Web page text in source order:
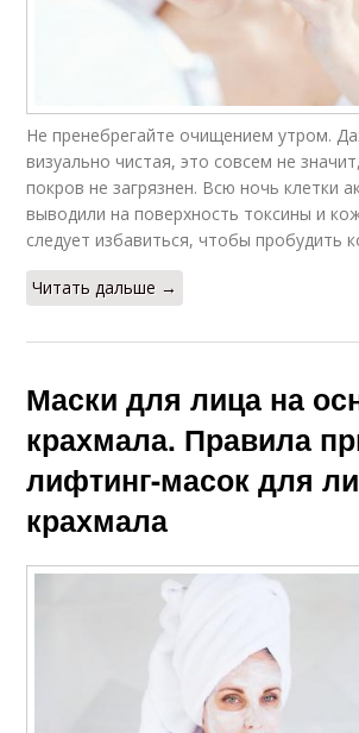
Не пренебрегайте очищением утром.
визуально чистая, это совсем не
покров не загрязнен. Всю ночь клетки
выводили на поверхность токсины и
следует избавиться, чтобы пробудить
Читать дальше →
Маски для лица на
крахмала. Правила
лифтинг-масок для
крахмала